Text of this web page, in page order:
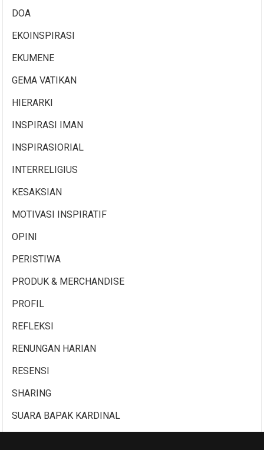
DOA
EKOINSPIRASI
EKUMENE
GEMA VATIKAN
HIERARKI
INSPIRASI IMAN
INSPIRASIORIAL
INTERRELIGIUS
KESAKSIAN
MOTIVASI INSPIRATIF
OPINI
PERISTIWA
PRODUK & MERCHANDISE
PROFIL
REFLEKSI
RENUNGAN HARIAN
RESENSI
SHARING
SUARA BAPAK KARDINAL